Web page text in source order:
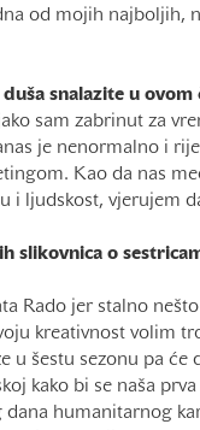
od mojih najboljih,
snalazite u
sam zabrinut za
je nenormalno i
Kao da nas
i ljudskost, vjerujem
slikovnica o
Rado jer stalno
kreativnost volim
šestu sezonu pa će
kako bi se naša prva
humanitarnog